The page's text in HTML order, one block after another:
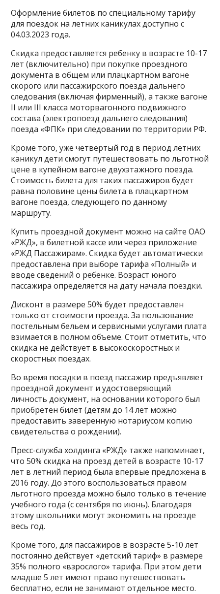
Оформление билетов по специальному тарифу
для поездок на летних каникулах доступно с
04.03.2023 года.
Скидка предоставляется ребенку в возрасте 10-17
лет (включительно) при покупке проездного
документа в общем или плацкартном вагоне
скорого или пассажирского поезда дальнего
следования (включая фирменный), а также вагоне
II или III класса моторвагонного подвижного
состава (электропоезд дальнего следования)
поезда «ФПК» при следовании по территории РФ.
Кроме того, уже четвертый год в период летних
каникул дети смогут путешествовать по льготной
цене в купейном вагоне двухэтажного поезда.
Стоимость билета для таких пассажиров будет
равна половине цены билета в плацкартном
вагоне поезда, следующего по данному
маршруту.
Купить проездной документ можно на сайте ОАО
«РЖД», в билетной кассе или через приложение
«РЖД Пассажирам». Скидка будет автоматически
предоставлена при выборе тарифа «Полный» и
вводе сведений о ребенке. Возраст юного
пассажира определяется на дату начала поездки.
Дисконт в размере 50% будет предоставлен
только от стоимости проезда. За пользование
постельным бельем и сервисными услугами плата
взимается в полном объеме. Стоит отметить, что
скидка не действует в высокоскоростных и
скоростных поездах.
Во время посадки в поезд пассажир предъявляет
проездной документ и удостоверяющий
личность документ, на основании которого был
приобретен билет (детям до 14 лет можно
предоставить заверенную нотариусом копию
свидетельства о рождении).
Пресс-служба холдинга «РЖД» также напоминает,
что 50% скидка на проезд детей в возрасте 10-17
лет в летний период была впервые предложена в
2016 году. До этого воспользоваться правом
льготного проезда можно было только в течение
учебного года (с сентября по июнь). Благодаря
этому школьники могут экономить на проезде
весь год.
Кроме того, для пассажиров в возрасте 5-10 лет
постоянно действует «детский тариф» в размере
35% полного «взрослого» тарифа. При этом дети
младше 5 лет имеют право путешествовать
бесплатно, если не занимают отдельное место.